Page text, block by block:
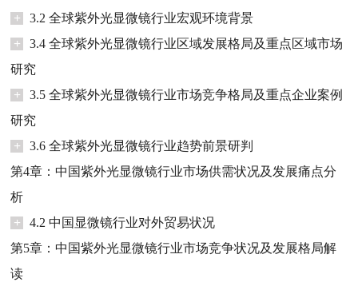
+
3.2 全球紫外光显微镜行业宏观环境背景
+
3.4 全球紫外光显微镜行业区域发展格局及重点区域市场
研究
+
3.5 全球紫外光显微镜行业市场竞争格局及重点企业案例
研究
+
3.6 全球紫外光显微镜行业趋势前景研判
第4章：中国紫外光显微镜行业市场供需状况及发展痛点分
析
+
4.2 中国显微镜行业对外贸易状况
第5章：中国紫外光显微镜行业市场竞争状况及发展格局解
读